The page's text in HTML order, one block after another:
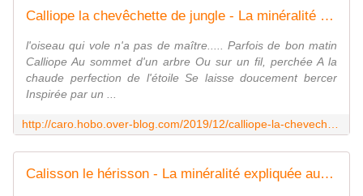
Calliope la chevêchette de jungle - La minéralité expliquée aux cailloux
l'oiseau qui vole n'a pas de maître..... Parfois de bon matin
Calliope Au sommet d'un arbre Ou sur un fil, perchée A la
chaude perfection de l'étoile Se laisse doucement bercer
Inspirée par un ...
Calisson le hérisson - La minéralité expliquée aux cailloux